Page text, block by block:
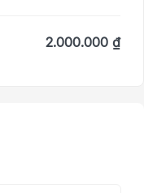
2.000.000 ₫